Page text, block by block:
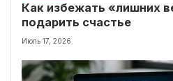
Как избежать «лишних
подарить счастье
Июль 17, 2026